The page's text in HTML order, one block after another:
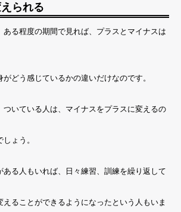
られる
ある程度の期間で見れば、プラスとマイナスは
どう感じているかの違いだけなのです。
ついている人は、マイナスをプラスに変えるの
ょう。
ある人もいれば、日々練習、訓練を繰り返して
えることができるようになったという人もいま